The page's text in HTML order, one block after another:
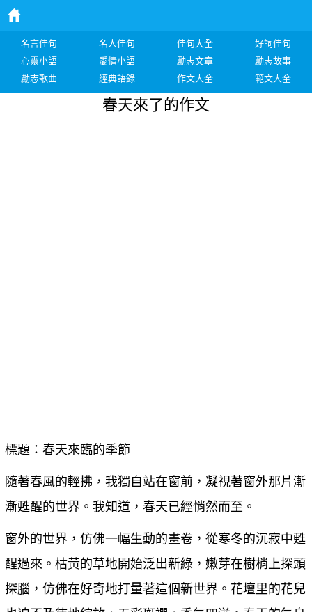
名言佳句 名人佳句 佳句大全
好詞佳句
心靈小語
愛情小語 勵志文章
勵志故事
勵志歌曲
經典語錄 作文大全 範文大全
春天來了的作文
標題：春天來臨的季節
隨著春風的輕拂，我獨自站在窗前，凝視著窗外那片漸
漸甦醒的世界。我知道，春天已經悄然而至。
窗外的世界，仿佛一幅生動的畫卷，從寒冬的沉寂中甦
醒過來。枯黃的草地開始泛出新綠，嫩芽在樹梢上探頭
探腦，仿佛在好奇地打量著這個新世界。花壇里的花兒